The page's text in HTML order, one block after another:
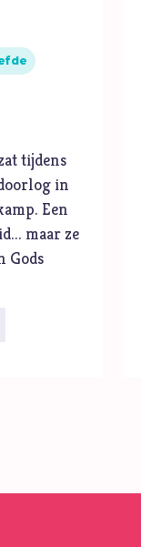
tijdens
in
Een
maar ze
Gods